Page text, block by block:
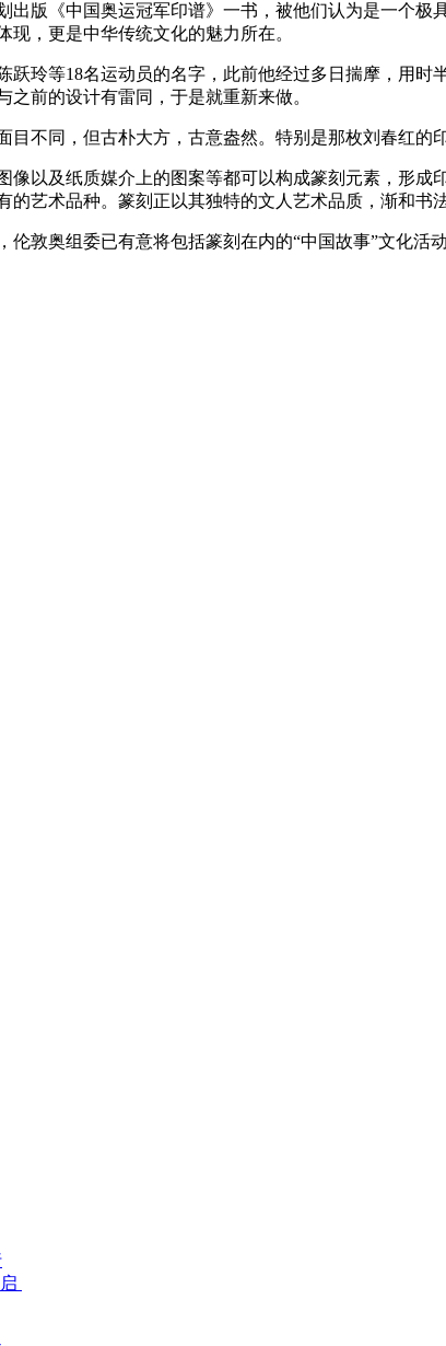
《中国奥运冠军印谱》一书，被他们认为是一个极
，更是中华传统文化的魅力所在。
等18名运动员的名字，此前他经过多日揣摩，用时
前的设计有雷同，于是就重新来做。
同，但古朴大方，古意盎然。特别是那枚刘春红的
及纸质媒介上的图案等都可以构成篆刻元素，形成
艺术品种。篆刻正以其独特的文人艺术品质，渐和书
奥组委已有意将包括篆刻在内的“中国故事”文化活